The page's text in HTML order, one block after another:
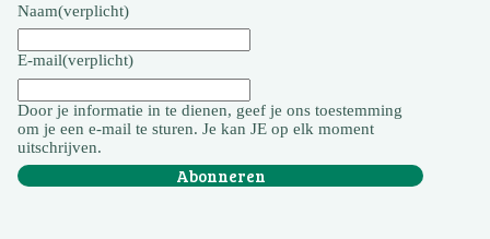
Naam(verplicht)
E-mail(verplicht)
Door je informatie in te dienen, geef je ons toestemming
om je een e-mail te sturen. Je kan JE op elk moment
uitschrijven.
Abonneren